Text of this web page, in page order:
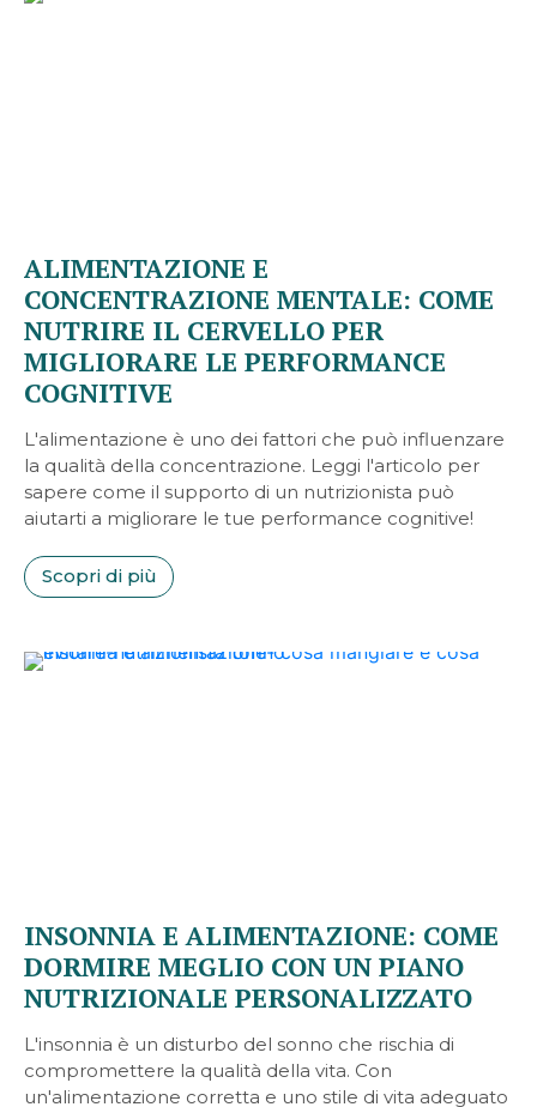
ALIMENTAZIONE E
CONCENTRAZIONE MENTALE: COME
NUTRIRE IL CERVELLO PER
MIGLIORARE LE PERFORMANCE
COGNITIVE
L'alimentazione è uno dei fattori che può influenzare
la qualità della concentrazione. Leggi l'articolo per
sapere come il supporto di un nutrizionista può
aiutarti a migliorare le tue performance cognitive!
Scopri di più
INSONNIA E ALIMENTAZIONE: COME
DORMIRE MEGLIO CON UN PIANO
NUTRIZIONALE PERSONALIZZATO
L'insonnia è un disturbo del sonno che rischia di
compromettere la qualità della vita. Con
un'alimentazione corretta e uno stile di vita adeguato